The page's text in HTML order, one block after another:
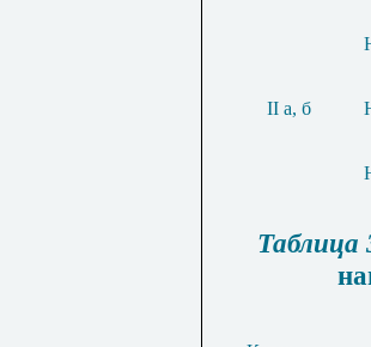
II а, б
Таблица